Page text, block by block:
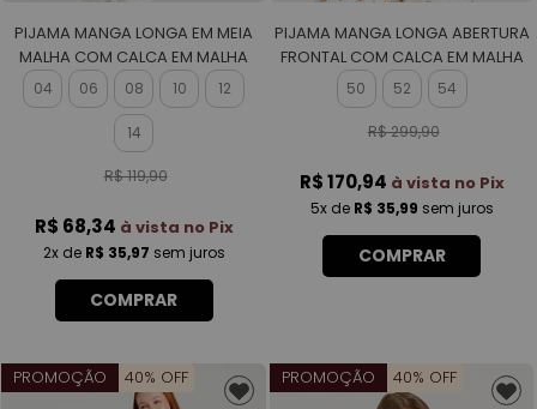
PIJAMA MANGA LONGA EM MEIA
MALHA COM CALCA EM MALHA
ROTATIVA FEMININO
04 06 08 10 12
14
R$ 119,90
R$ 68,34 à vista no Pix
2xde R$ 35,97 sem juros
COMPRAR
PIJAMA MANGA LONGA ABERTURA
FRONTAL COM CALCA EM MALHA
ROTATIVA FEMININO
50 52 54
R$ 299,90
R$ 170,94 à vista no Pix
5xde R$ 35,99 sem juros
COMPRAR
PROMOÇÃO 40% OFF PROMOÇÃO 40% OFF